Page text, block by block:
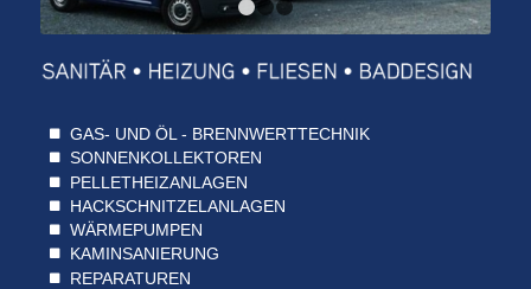
1 2 3
GAS- UND ÖL - BRENNWERTTECHNIK
SONNENKOLLEKTOREN
PELLETHEIZANLAGEN
HACKSCHNITZELANLAGEN
WÄRMEPUMPEN
KAMINSANIERUNG
REPARATUREN